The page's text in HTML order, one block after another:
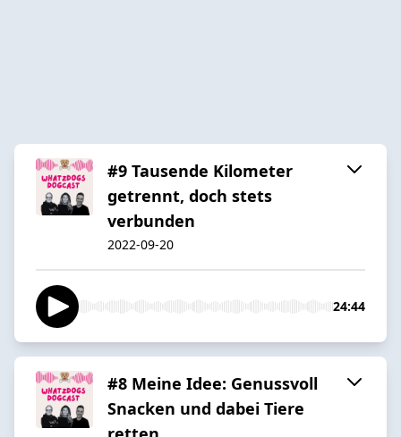
#9 Tausende Kilometer
getrennt, doch stets
verbunden
2022-09-20
24:44
#8 Meine Idee: Genussvoll
Snacken und dabei Tiere